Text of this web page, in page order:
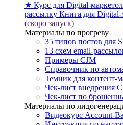
★ Курс для Digital-
рассылку Книга для Digital-
(скоро запуск)
Материалы по прогреву
35 типов постов для
13 схем email-
Примеры CJM
Справочник по
Темник для контент-
Чек-лист внедрения
Чек-лист по
Материалы по
Видеокурс Account-